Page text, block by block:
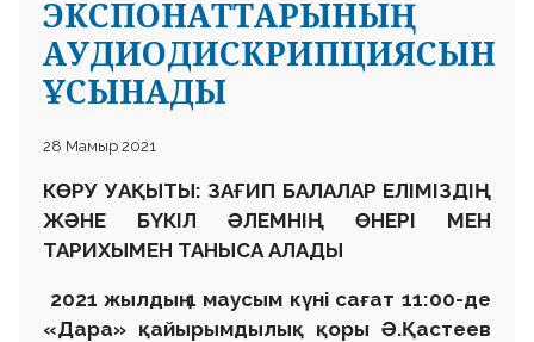
ЭКСПОНАТТАРЫНЫҢ
АУДИОДИСКРИПЦИЯСЫН
ҰСЫНАДЫ
28 Мамыр 2021
КӨРУ УАҚЫТЫ: ЗАҒИП БАЛАЛАР ЕЛІМІЗДІҢ
ЖӘНЕ БҮКІЛ ӘЛЕМНІҢ ӨНЕРІ МЕН
ТАРИХЫМЕН ТАНЫСА АЛАДЫ
2021 жылдың 1 маусым күні сағат 11:00-де
«Дара» қайырымдылық қоры Ә.Қастеев